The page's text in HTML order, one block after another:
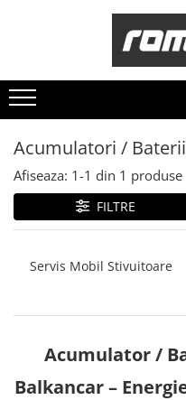
Piese Motor
Piese Motor D 2500
Piese Motor D 3900
Piese de Schimb Balkancar
Catarg Motostivuitor
Alte Piese Catarg
Piese Punte Fata
Piese Punte Față
Acumulatori / Baterii
Afiseaza: 1-1 din 1 produse
FILTRE
Servis Mobil Stivuitoare
Acumulator /
Balkancar –